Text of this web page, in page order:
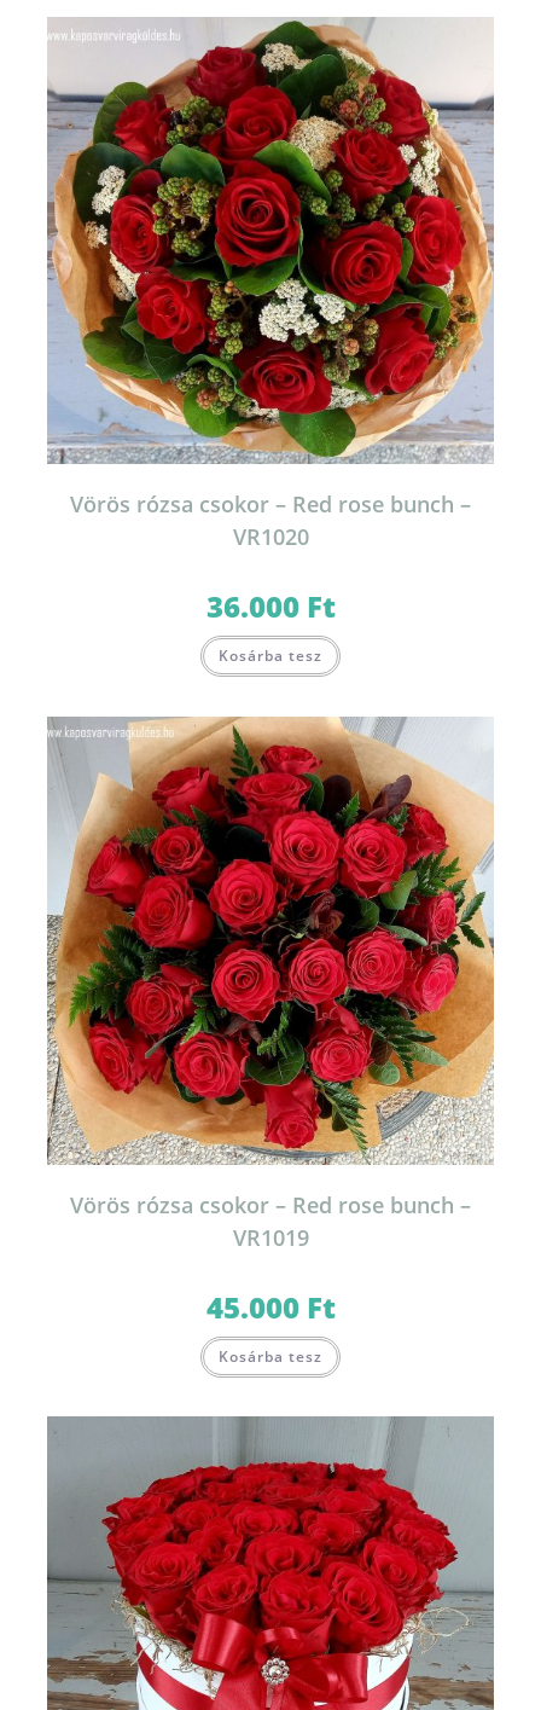
Vörös rózsa csokor – Red rose bunch –
VR1020
36.000 Ft
Kosárba tesz
Vörös rózsa csokor – Red rose bunch –
VR1019
45.000 Ft
Kosárba tesz